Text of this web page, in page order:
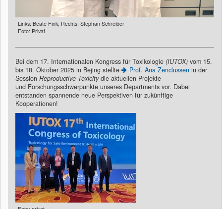
Links: Beate Fink, Rechts: Stephan Schreiber
Foto: Privat
Bei dem 17. Internationalen Kongress für Toxikologie (IUTOX) vom 15.
bis 18. Oktober 2025 in Bejing stellte
Prof. Ana Zenclussen in der
Session Reproductive Toxicitydie aktuellen Projekte
und Forschungsschwerpunkte unseres Departments vor. Dabei
entstanden spannende neue Perspektiven für zukünftige
Kooperationen!